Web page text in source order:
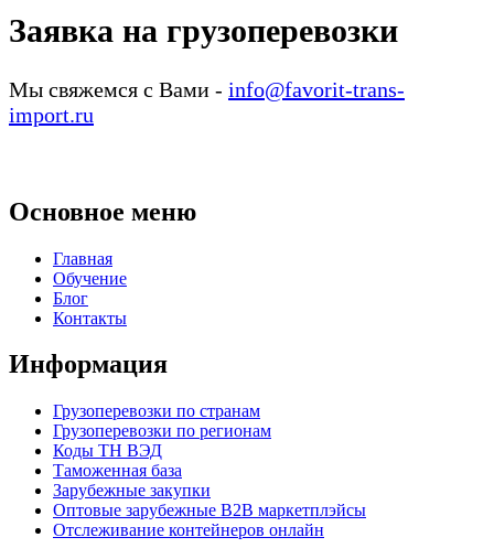
Заявка на грузоперевозки
Мы свяжемся с Вами - info@favorit-trans-
import.ru
Основное меню
Главная
Обучение
Блог
Контакты
Информация
Грузоперевозки по странам
Грузоперевозки по регионам
Коды ТН ВЭД
Таможенная база
Зарубежные закупки
Оптовые зарубежные B2B маркетплэйсы
Отслеживание контейнеров онлайн